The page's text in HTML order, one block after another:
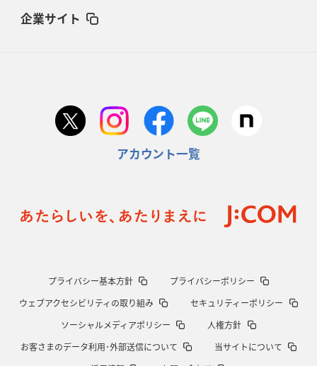
企業サイト
アカウント一覧
プライバシー基本方針
プライバシーポリシー
ウェブアクセシビリティの取り組み
セキュリティーポリシー
ソーシャルメディアポリシー
人権方針
お客さまのデータ利用･外部送信について
当サイトについて